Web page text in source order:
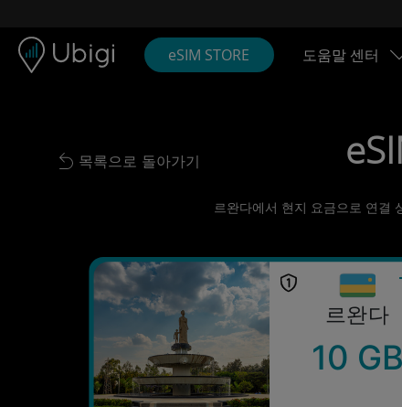
eSIM STORE 도움말 센터
Back to list
목록으로 돌아가기
르완다에서 현지 요금으로 연결
르완다
10 GB